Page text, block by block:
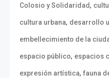
Colosio y Solidaridad,
cultura urbana, desarrollo
embellecimiento de la
espacio público, espacios
expresión artística, fauna